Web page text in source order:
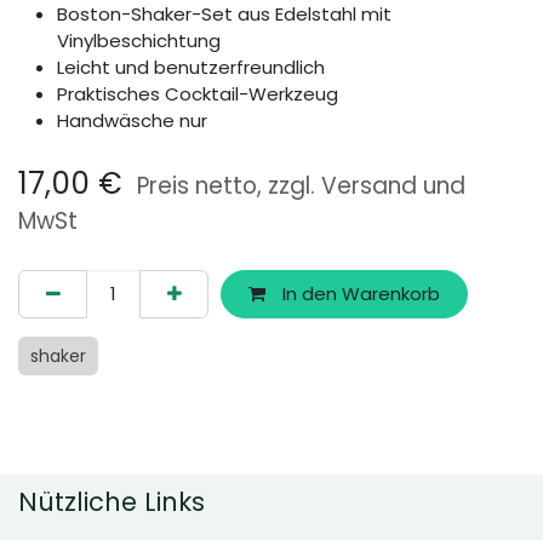
Boston-Shaker-Set aus Edelstahl mit
Vinylbeschichtung
Leicht und benutzerfreundlich
Praktisches Cocktail-Werkzeug
Handwäsche nur
17,00 € Preis netto, zzgl. Versand und
MwSt
In den Warenkorb
shaker
Nützliche Links